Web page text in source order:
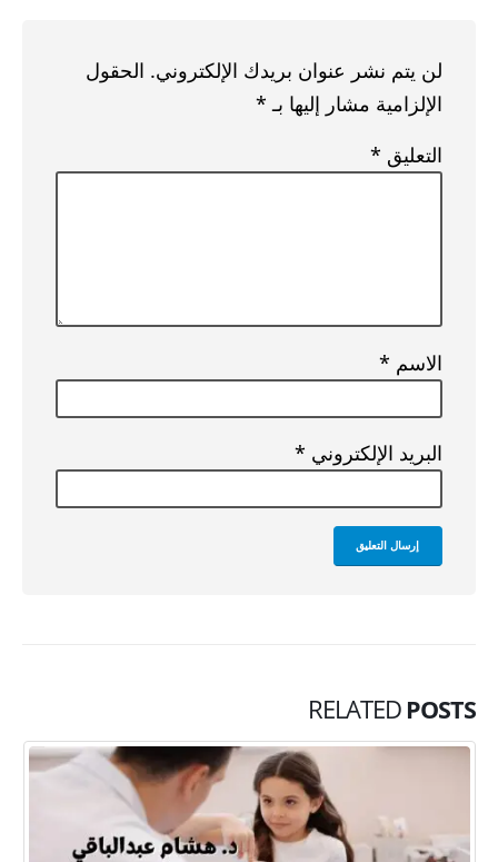
لن يتم نشر عنوان بريدك الإلكتروني. الحقول
الإلزامية مشار إليها بـ *
التعليق *
الاسم *
البريد الإلكتروني *
RELATED POSTS